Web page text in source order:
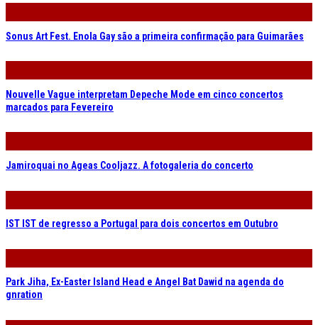
Sonus Art Fest. Enola Gay são a primeira confirmação para Guimarães
Nouvelle Vague interpretam Depeche Mode em cinco concertos
marcados para Fevereiro
Jamiroquai no Ageas Cooljazz. A fotogaleria do concerto
IST IST de regresso a Portugal para dois concertos em Outubro
Park Jiha, Ex-Easter Island Head e Angel Bat Dawid na agenda do
gnration